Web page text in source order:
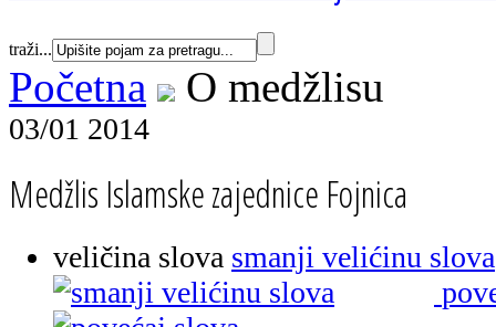
traži...
Početna O medžlisu
03/01 2014
Medžlis Islamske zajednice Fojnica
veličina slova smanji velićinu slova